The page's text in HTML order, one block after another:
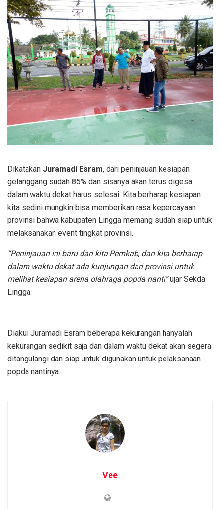
Dikatakan Juramadi Esram, dari peninjauan kesiapan
gelanggang sudah 85% dan sisanya akan terus digesa
dalam waktu dekat harus selesai. Kita berharap kesiapan
kita sedini mungkin bisa memberikan rasa kepercayaan
provinsi bahwa kabupaten Lingga memang sudah siap untuk
melaksanakan event tingkat provinsi.
“Peninjauan ini baru dari kita Pemkab, dan kita berharap
dalam waktu dekat ada kunjungan dari provinsi untuk
melihat kesiapan arena olahraga popda nanti”ujar Sekda
Lingga.
Diakui Juramadi Esram beberapa kekurangan hanyalah
kekurangan sedikit saja dan dalam waktu dekat akan segera
ditangulangi dan siap untuk digunakan untuk pelaksanaan
popda nantinya.
Vee